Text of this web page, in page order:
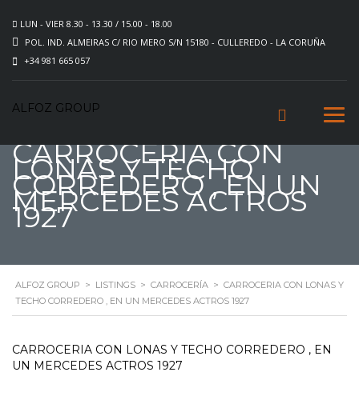
LUN - VIER 8.30 - 13.30 / 15.00 - 18.00
POL. IND. ALMEIRAS C/ RIO MERO S/N 15180 - CULLEREDO - LA CORUÑA
+34 981 665 057
ALFOZ GROUP
CARROCERIA CON
LONAS Y TECHO
CORREDERO , EN UN
MERCEDES ACTROS
1927
ALFOZ GROUP > LISTINGS > CARROCERÍA > CARROCERIA CON LONAS Y
TECHO CORREDERO , EN UN MERCEDES ACTROS 1927
CARROCERIA CON LONAS Y TECHO CORREDERO , EN
UN MERCEDES ACTROS 1927